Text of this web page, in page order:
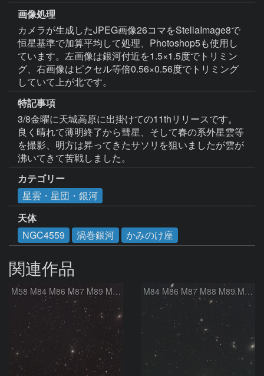
画像処理
カメラが生成したJPEG画像26コマをStellaImage8で
恒星基準で加算平均して処理、Photoshop5も使用し
ています。左画像は銀河付近を1.5×1.5度でトリミン
グ、右画像はピクセル等倍0.56×0.56度でトリミング
していて上が北です。
特記事項
3/8金曜に天城高原に出掛けての11thリリースです。
良く晴れて薄明終了から彗星、そして春の系外星雲等
を撮影、明方は昇ってきたサソリを狙いましたが雲が
沸いてきて苦戦しました。
カテゴリー
星雲・星団・銀河
天体
NGC4559
渦巻銀河 かみのけ座
関連作品
M58 M84 M86 M87 M89 M90 マルカリアンの銀河鎖 おとめ座 かみのけ座 M84 M86 M87 M88 M89 M90 M91 マルカリアンの銀河鎖 おとめ座 かみのけ座